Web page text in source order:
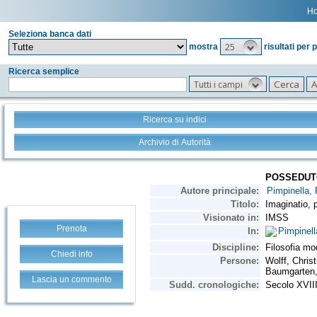
Seleziona banca dati
mostra
25 risultati per
Ricerca semplice
Tutti i campi
Ricerca su indici
Archivio di Autorità
Prenota
Chiedi info
Lascia un commento